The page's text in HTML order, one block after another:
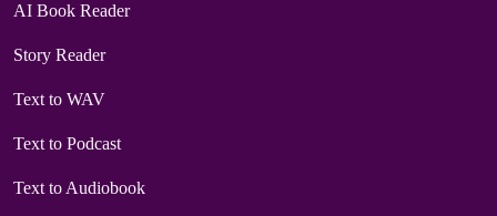
AI Book Reader
Story Reader
Text to WAV
Text to Podcast
Text to Audiobook